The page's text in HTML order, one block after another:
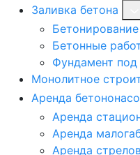
Заливка бетона
Бетонные
Фундамент
Монолитное
Аренда
Аренда
Аренда
Аренда